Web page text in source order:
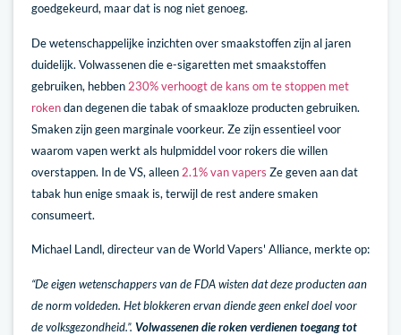
goedgekeurd, maar dat is nog niet genoeg.
De wetenschappelijke inzichten over smaakstoffen zijn al jaren
duidelijk. Volwassenen die e-sigaretten met smaakstoffen
gebruiken, hebben 230% verhoogt de kans om te stoppen met
rokendan degenen die tabak of smaakloze producten gebruiken.
Smaken zijn geen marginale voorkeur. Ze zijn essentieel voor
waarom vapen werkt als hulpmiddel voor rokers die willen
overstappen. In de VS, alleen 2.1% van vapers Ze geven aan dat
tabak hun enige smaak is, terwijl de rest andere smaken
consumeert.
Michael Landl, directeur van de World Vapers' Alliance, merkte op:
“De eigen wetenschappers van de FDA wisten dat deze producten aan
de norm voldeden. Het blokkeren ervan diende geen enkel doel voor
de volksgezondheid.”. Volwassenen die roken verdienen toegang tot